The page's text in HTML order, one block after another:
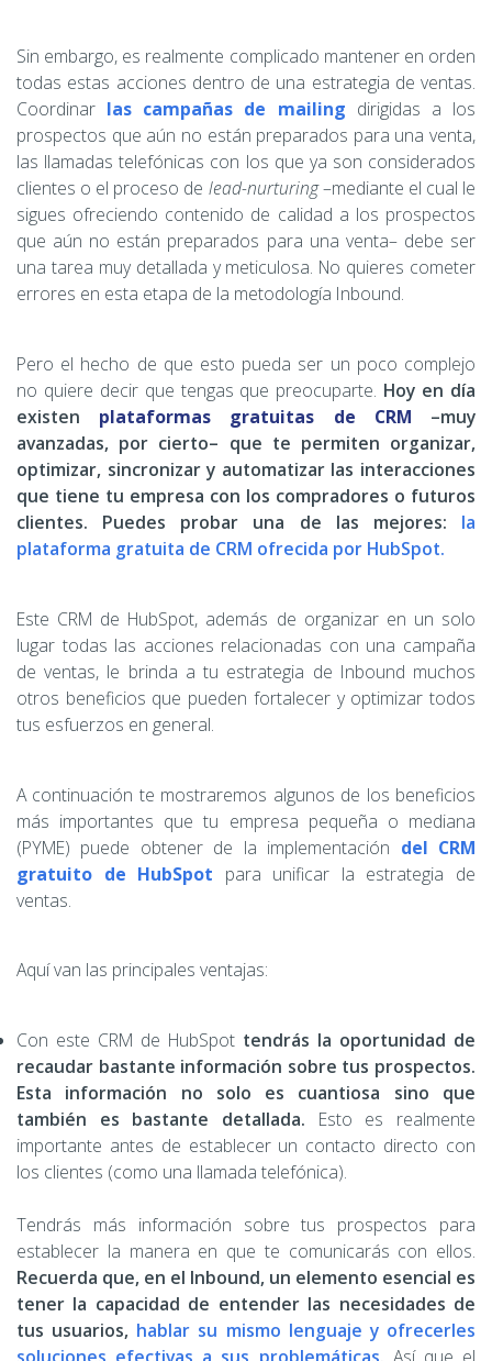
Sin embargo, es realmente complicado mantener en orden
todas estas acciones dentro de una estrategia de ventas.
Coordinar las campañas de mailing dirigidas a los
prospectos que aún no están preparados para una venta,
las llamadas telefónicas con los que ya son considerados
clientes o el proceso de lead-nurturing–mediante el cual le
sigues ofreciendo contenido de calidad a los prospectos
que aún no están preparados para una venta– debe ser
una tarea muy detallada y meticulosa. No quieres cometer
errores en esta etapa de la metodología Inbound.
Pero el hecho de que esto pueda ser un poco complejo
no quiere decir que tengas que preocuparte. Hoy en día
existen plataformas gratuitas de CRM –muy
avanzadas, por cierto– que te permiten organizar,
optimizar, sincronizar y automatizar las interacciones
que tiene tu empresa con los compradores o futuros
clientes. Puedes probar una de las mejores: la
plataforma gratuita de CRM ofrecida por HubSpot.
Este CRM de HubSpot, además de organizar en un solo
lugar todas las acciones relacionadas con una campaña
de ventas, le brinda a tu estrategia de Inbound muchos
otros beneficios que pueden fortalecer y optimizar todos
tus esfuerzos en general.
A continuación te mostraremos algunos de los beneficios
más importantes que tu empresa pequeña o mediana
(PYME) puede obtener de la implementación del CRM
gratuito de HubSpot para unificar la estrategia de
ventas.
Aquí van las principales ventajas:
Con este CRM de HubSpot tendrás la oportunidad de
recaudar bastante información sobre tus prospectos.
Esta información no solo es cuantiosa sino que
también es bastante detallada. Esto es realmente
importante antes de establecer un contacto directo con
los clientes (como una llamada telefónica).
Tendrás más información sobre tus prospectos para
establecer la manera en que te comunicarás con ellos.
Recuerda que, en el Inbound, un elemento esencial es
tener la capacidad de entender las necesidades de
tus usuarios, hablar su mismo lenguaje y ofrecerles